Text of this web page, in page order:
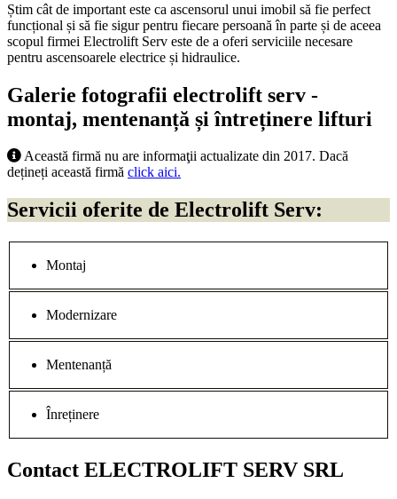
Știm cât de important este ca ascensorul unui imobil să fie perfect
funcțional și să fie sigur pentru fiecare persoană în parte și de aceea
scopul firmei Electrolift Serv este de a oferi serviciile necesare
pentru ascensoarele electrice și hidraulice.
Galerie fotografii electrolift serv -
montaj, mentenanță și întreținere lifturi
Această firmă nu are informaţii actualizate din 2017. Dacă
dețineți această firmă click aici.
Servicii oferite de Electrolift Serv:
Montaj
Modernizare
Mentenanță
Înreținere
Contact ELECTROLIFT SERV SRL